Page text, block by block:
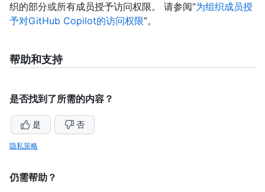
织的部分或所有成员授予访问权限。 请参阅“为组织成员授
予对GitHub Copilot的访问权限”。
帮助和支持
是否找到了所需的内容？
是 否
隐私策略
仍需帮助？